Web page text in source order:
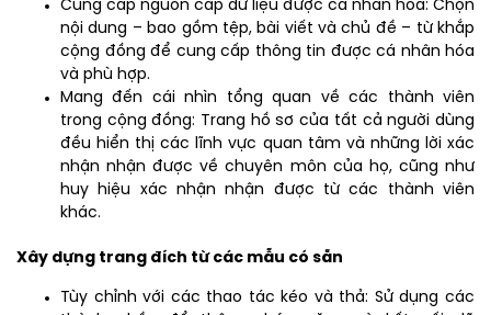
Cung cấp nguồn cấp dữ liệu được cá nhân hóa: Chọn
nội dung – bao gồm tệp, bài viết và chủ đề – từ khắp
cộng đồng để cung cấp thông tin được cá nhân hóa
và phù hợp.
Mang đến cái nhìn tổng quan về các thành viên
trong cộng đồng: Trang hồ sơ của tất cả người dùng
đều hiển thị các lĩnh vực quan tâm và những lời xác
nhận nhận được về chuyên môn của họ, cũng như
huy hiệu xác nhận nhận được từ các thành viên
khác.
Xây dựng trang đích từ các mẫu có sẵn
Tùy chỉnh với các thao tác kéo và thả: Sử dụng các